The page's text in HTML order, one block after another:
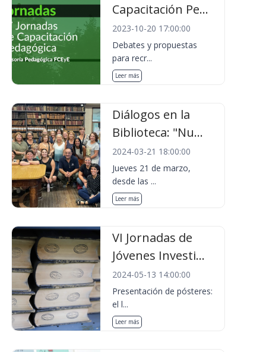
Capacitación Pe...
2023-10-20 17:00:00
Debates y propuestas
para recr...
Leer más
Diálogos en la
Biblioteca: "Nu...
2024-03-21 18:00:00
Jueves 21 de marzo,
desde las ...
Leer más
VI Jornadas de
Jóvenes Investi...
2024-05-13 14:00:00
Presentación de pósteres:
el l...
Leer más